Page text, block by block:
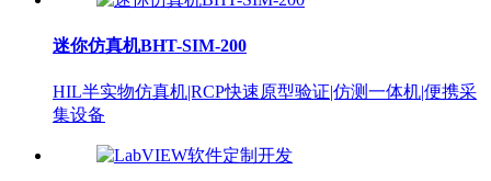
迷你仿真机BHT-SIM-200
HIL半实物仿真机|RCP快速原型验证|仿测一体机|便携采
集设备